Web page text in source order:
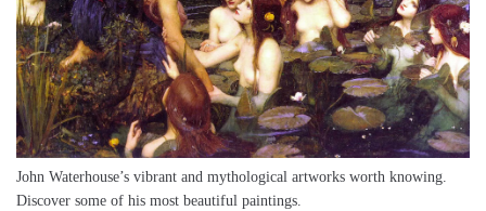
John Waterhouse’s vibrant and mythological artworks worth knowing.
Discover some of his most beautiful paintings.